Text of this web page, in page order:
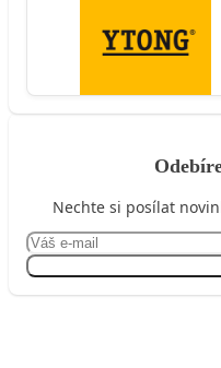
Nechte si posílat